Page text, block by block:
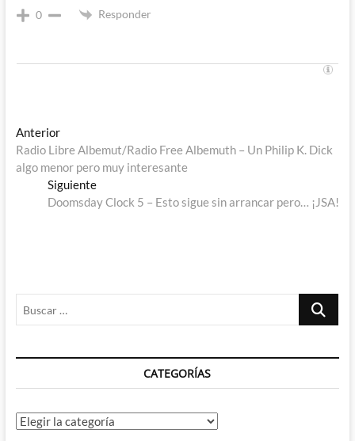
0 Responder
Navegación
de
entradas
AnteriorEntrada
anterior:
Radio Libre Albemut/Radio Free Albemuth – Un Philip K. Dick
algo menor pero muy interesante
SiguienteEntrada
siguiente:
Doomsday Clock 5 – Esto sigue sin arrancar pero… ¡JSA!
Buscar
CATEGORÍAS
Categorías